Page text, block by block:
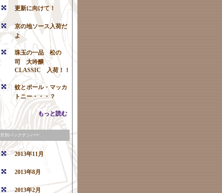
更新に向けて！
京の地ソース入荷だ
よ
珠玉の一品 松の
司 大吟醸
CLASSIC 入荷！！
蚊とポール・マッカ
トニー・・・？
もっと読む
月別バックナンバー
2013年11月
2013年8月
2013年2月